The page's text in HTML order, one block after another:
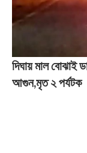
দিঘায় মাল বোঝাই
আগুন,মৃত ২ পর্যটক